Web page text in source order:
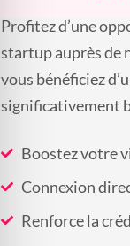
Profitez d’une
startup auprès de
vous bénéficiez
significativement
Boostez votre
Connexion
Renforce la